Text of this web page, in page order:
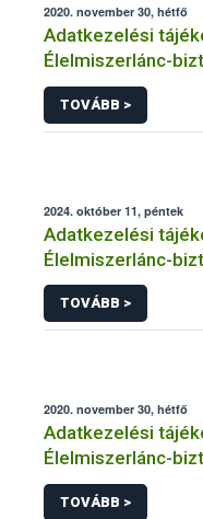
2020. november 30, hétfő
Adatkezelési
Élelmiszerlánc-
Rendszerben
termék
eljárásaihoz
TOVÁBB >
2024. október 11, péntek
Adatkezelési
Élelmiszerlánc-
Rendszerben
közhatalmi
adatkezeléséhez
TOVÁBB >
2020. november 30, hétfő
Adatkezelési
Élelmiszerlánc-
működési
összefüggő
TOVÁBB >